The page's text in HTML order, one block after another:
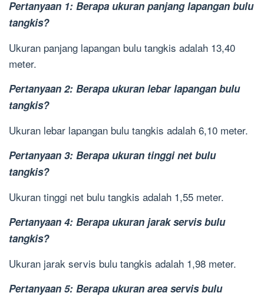
Pertanyaan 1: Berapa ukuran panjang lapangan bulu
tangkis?
Ukuran panjang lapangan bulu tangkis adalah 13,40
meter.
Pertanyaan 2: Berapa ukuran lebar lapangan bulu
tangkis?
Ukuran lebar lapangan bulu tangkis adalah 6,10 meter.
Pertanyaan 3: Berapa ukuran tinggi net bulu
tangkis?
Ukuran tinggi net bulu tangkis adalah 1,55 meter.
Pertanyaan 4: Berapa ukuran jarak servis bulu
tangkis?
Ukuran jarak servis bulu tangkis adalah 1,98 meter.
Pertanyaan 5: Berapa ukuran area servis bulu